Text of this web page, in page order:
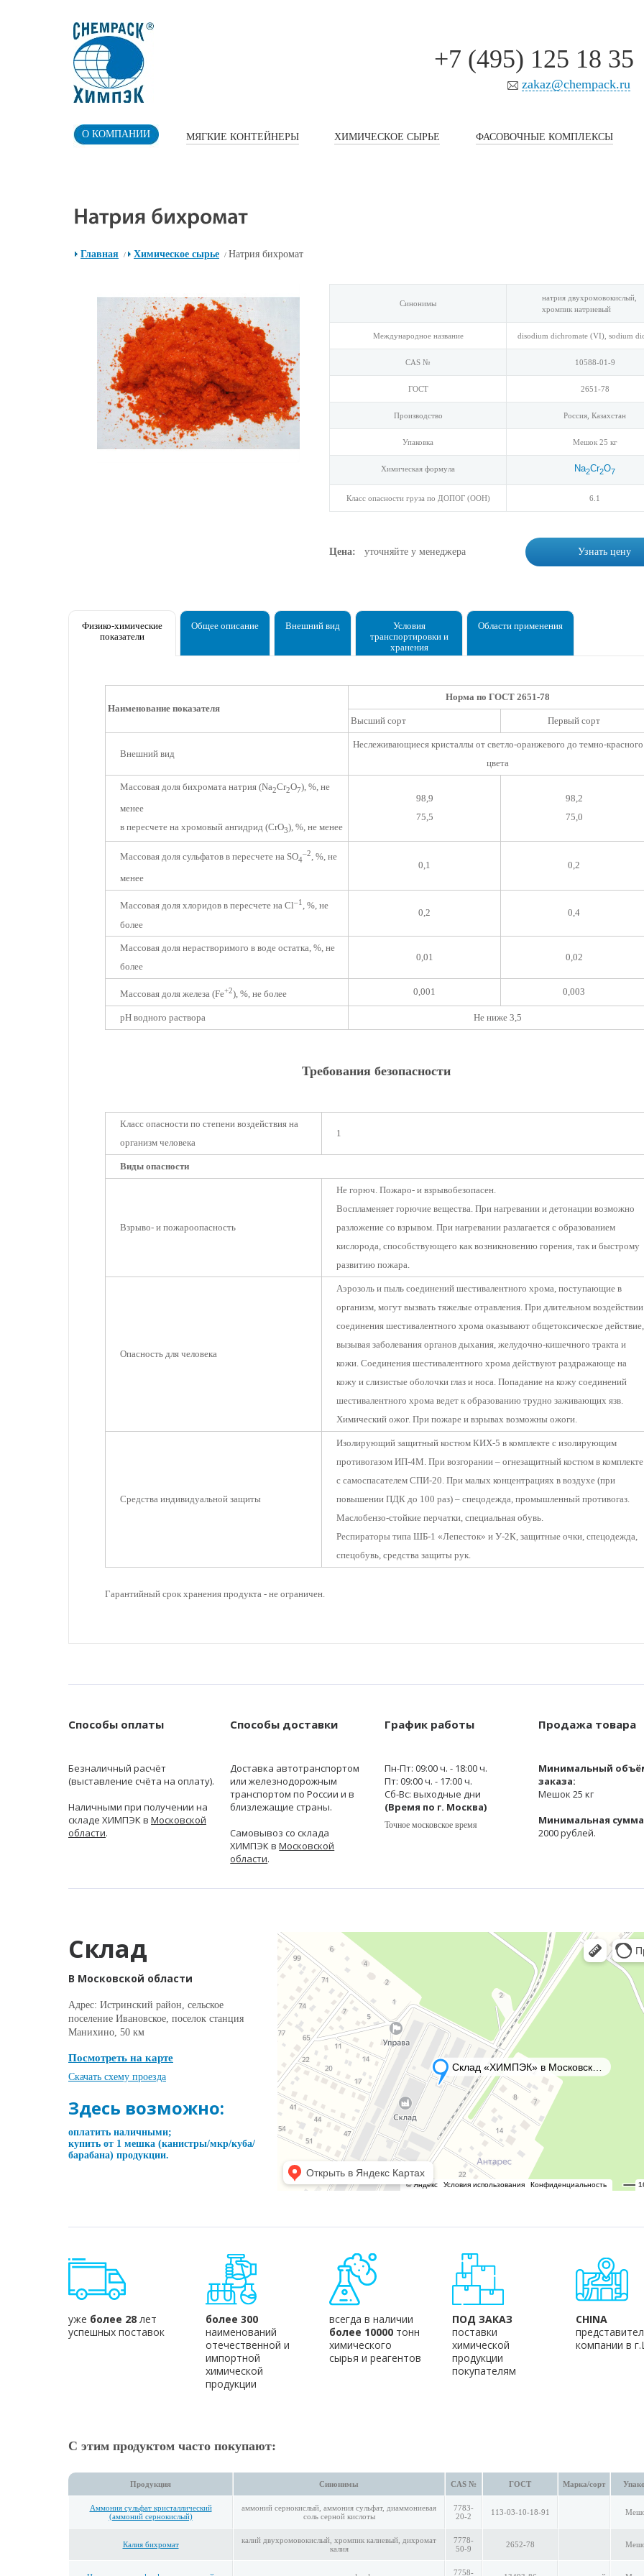
+7 (495) 125 18 35
zakaz@chempack.ru
О КОМПАНИИ МЯГКИЕ КОНТЕЙНЕРЫ ХИМИЧЕСКОЕ СЫРЬЕ ФАСОВОЧНЫЕ КОМПЛЕКСЫ
Главная / Химическое сырье / Натрия бихромат
Синонимы
натрия двухромовокислый,
хромпик натриевый
Международное название disodium dichromate (VI), sodium
CAS № 10588-01-9
ГОСТ 2651-78
Производство Россия, Казахстан
Упаковка Мешок 25 кг
Химическая формула Na2Cr2O7
Класс опасности груза по ДОПОГ (ООН) 6.1
Цена: уточняйте у менеджера Узнать цену
Физико-химические
показатели
Общее описание Внешний вид
Условия
транспортировки и
хранения
Области применения
Наименование показателя
Норма по ГОСТ 2651-78
Высший сорт Первый сорт
Внешний вид
Неслеживающиеся кристаллы от светло-оранжевого до темно-красного
цвета
Массовая доля бихромата натрия (Na2Cr2O7), %, не
менее
в пересчете на хромовый ангидрид (CrO3), %, не менее
98,9
75,5
98,2
75,0
Массовая доля сульфатов в пересчете на SO4
–2, %, не
менее
0,1 0,2
Массовая доля хлоридов в пересчете на Cl–1 , %, не
более
0,2 0,4
Массовая доля нерастворимого в воде остатка, %, не
более
0,01 0,02
Массовая доля железа (Fe+2), %, не более 0,001 0,003
рН водного раствора Не ниже 3,5
Требования безопасности
Класс опасности по степени воздействия на
организм человека
1
Виды опасности
Взрыво- и пожароопасность
Не горюч. Пожаро- и взрывобезопасен.
Воспламеняет горючие вещества. При нагревании и детонации возможно
разложение со взрывом. При нагревании разлагается с образованием
кислорода, способствующего как возникновению горения, так и быстрому
развитию пожара.
Опасность для человека
Аэрозоль и пыль соединений шестивалентного хрома, поступающие в
организм, могут вызвать тяжелые отравления. При длительном воздействии
соединения шестивалентного хрома оказывают общетоксическое действие,
вызывая заболевания органов дыхания, желудочно-кишечного тракта и
кожи. Соединения шестивалентного хрома действуют раздражающе на
кожу и слизистые оболочки глаз и носа. Попадание на кожу соединений
шестивалентного хрома ведет к образованию трудно заживающих язв.
Химический ожог. При пожаре и взрывах возможны ожоги.
Средства индивидуальной защиты
Изолирующий защитный костюм КИХ-5 в комплекте с изолирующим
противогазом ИП-4М. При возгорании – огнезащитный костюм в комплекте
с самоспасателем СПИ-20. При малых концентрациях в воздухе (при
повышении ПДК до 100 раз) – спецодежда, промышленный противогаз.
Маслобензо-стойкие перчатки, специальная обувь.
Респираторы типа ШБ-1 «Лепесток» и У-2К, защитные очки, спецодежда,
спецобувь, средства защиты рук.
Гарантийный срок хранения продукта - не ограничен.
Способы оплаты
Безналичный расчёт
(выставление счёта на оплату).
Наличными при получении на
складе ХИМПЭК в Московской
области.
Способы доставки
Доставка автотранспортом
или железнодорожным
транспортом по России и в
близлежащие страны.
Самовывоз со склада
ХИМПЭК вМосковской
области.
График работы
Пн-Пт: 09:00 ч. - 18:00 ч.
Пт: 09:00 ч. - 17:00 ч.
Сб-Вс: выходные дни
(Время по г. Москва)
Точное московское время
Продажа товара
Минимальный
заказа:
Мешок 25 кг
Минимальная сумма
2000 рублей.
Склад
В Московской области
Адрес: Истринский район, сельское
поселение Ивановское, поселок станция
Манихино, 50 км
Посмотреть на карте
Скачать схему проезда
Здесь возможно:
оплатить наличными;
купить от 1 мешка (канистры/мкр/куба/
барабана) продукции.
уже более 28 лет
успешных поставок
более 300
наименований
отечественной и
импортной
химической
продукции
всегда в наличии
более 10000тонн
химического
сырья и реагентов
ПОД ЗАКАЗ
поставки
химической
продукции
покупателям
CHINA
компании в
С этим продуктом часто покупают:
Продукция Синонимы CAS № ГОСТ Марка/сорт
Аммония сульфат кристаллический
(аммоний сернокислый)
аммоний сернокислый, аммония сульфат, диаммониевая
соль серной кислоты
7783-
20-2
113-03-10-18-91
Калия бихромат
калий двухромовокислый, хромпик калиевый, дихромат
калия
7778-
50-9
2652-78
7758-